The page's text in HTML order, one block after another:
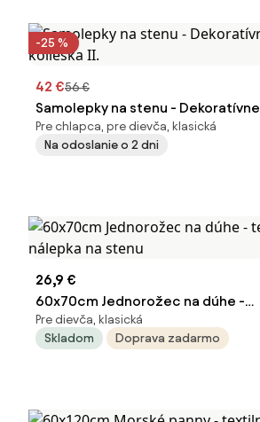
-25 %
42 €56 €
Samolepky na stenu - Dekoratívne
kolieska II.
Pre chlapca, pre dievča, klasická
Na odoslanie o 2 dni
26,9 €
60x70cm Jednorožec na dúhe -
textilná nálepka na stenu
Pre dievča, klasická
Skladom
Doprava zadarmo